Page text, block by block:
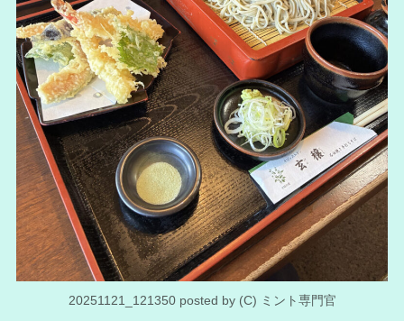
20251121_121350 posted by (C) ミント専門官